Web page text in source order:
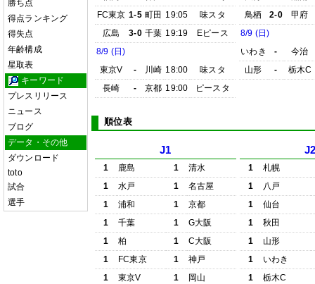
勝ち点
得点ランキング
得失点
年齢構成
星取表
キーワード
プレスリリース
ニュース
ブログ
データ・その他
ダウンロード
toto
試合
選手
FC東京 1-5 町田 19:05
味スタ
広島
3-0 千葉 19:19
Eピース
8/9 (日)
東京V
- 川崎 18:00
味スタ
長崎
- 京都 19:00 ピースタ
鳥栖
2-0
甲府
8/9 (日)
いわき
-
今治
山形
- 栃木C
順位表
J1
1 鹿島 1
清水
1
水戸 1
名古屋
1
浦和 1
京都
1
千葉 1
G大阪
1
柏 1
C大阪
1
FC東京 1
神戸
1
東京V 1
岡山
1
札幌
1
八戸
1
仙台
1
秋田
1
山形
1
いわき
1
栃木C